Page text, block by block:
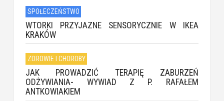
SPOŁECZEŃSTWO
WTORKI PRZYJAZNE SENSORYCZNIE W IKEA
KRAKÓW
ZDROWIE I CHOROBY
JAK PROWADZIĆ TERAPIĘ ZABURZEŃ
ODŻYWIANIA- WYWIAD Z P. RAFAŁEM
ANTKOWIAKIEM